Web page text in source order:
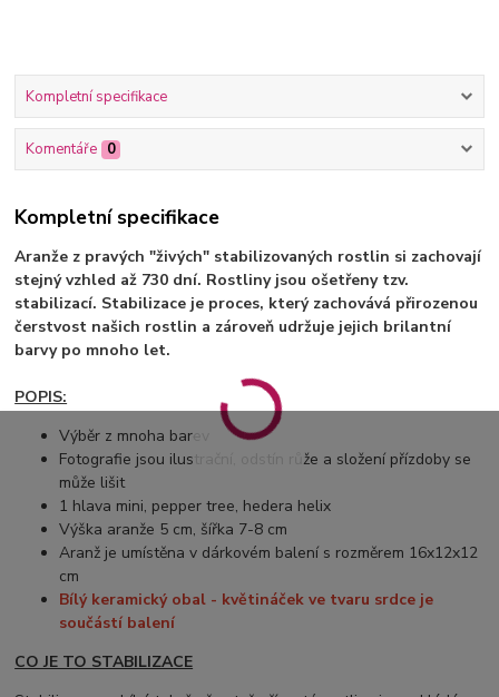
Kompletní specifikace
Komentáře 0
Kompletní specifikace
Aranže z pravých "živých" stabilizovaných rostlin si zachovají
stejný vzhled až 730 dní. Rostliny jsou ošetřeny tzv.
stabilizací. Stabilizace je proces, který zachovává přirozenou
čerstvost našich rostlin a zároveň udržuje jejich brilantní
barvy po mnoho let.
POPIS:
Výběr z mnoha barev
Fotografie jsou ilustrační, odstín růže a složení přízdoby se
může lišit
1 hlava mini, pepper tree, hedera helix
Výška aranže 5 cm, šířka 7-8 cm
Aranž je umístěna v dárkovém balení s rozměrem 16x12x12
cm
Bílý keramický obal - květináček ve tvaru srdce je
součástí balení
CO JE TO STABILIZACE